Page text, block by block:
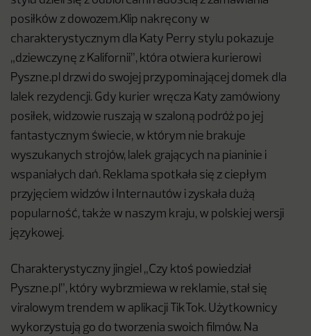
posiłków z dowozem.Klip nakręcony w
charakterystycznym dla Katy Perry stylu pokazuje
„dziewczynę z Kalifornii”, która otwiera kurierowi
Pyszne.pl drzwi do swojej przypominającej domek dla
lalek rezydencji. Gdy kurier wręcza Katy zamówiony
posiłek, widzowie ruszają w szaloną podróż po jej
fantastycznym świecie, w którym nie brakuje
wyszukanych strojów, lalek grających na pianinie i
wspaniałych dań. Reklama spotkała się z ciepłym
przyjęciem widzów i Internautów i zyskała dużą
popularność, także w naszym kraju, w polskiej wersji
językowej.
Charakterystyczny jingiel „Czy ktoś powiedział
Pyszne.pl”, który wybrzmiewa w reklamie, stał się
viralowym trendem w aplikacji TikTok. Użytkownicy
wykorzystują go do tworzenia swoich filmów. Na